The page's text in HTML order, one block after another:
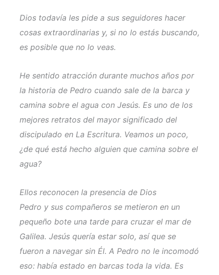
Dios todavía les pide a sus seguidores hacer
cosas extraordinarias y, si no lo estás buscando,
es posible que no lo veas.
He sentido atracción durante muchos años por
la historia de Pedro cuando sale de la barca y
camina sobre el agua con Jesús. Es uno de los
mejores retratos del mayor significado del
discipulado en La Escritura. Veamos un poco,
¿de qué está hecho alguien que camina sobre el
agua?
Ellos reconocen la presencia de Dios
Pedro y sus compañeros se metieron en un
pequeño bote una tarde para cruzar el mar de
Galilea. Jesús quería estar solo, así que se
fueron a navegar sin Él. A Pedro no le incomodó
eso: había estado en barcas toda la vida. Es